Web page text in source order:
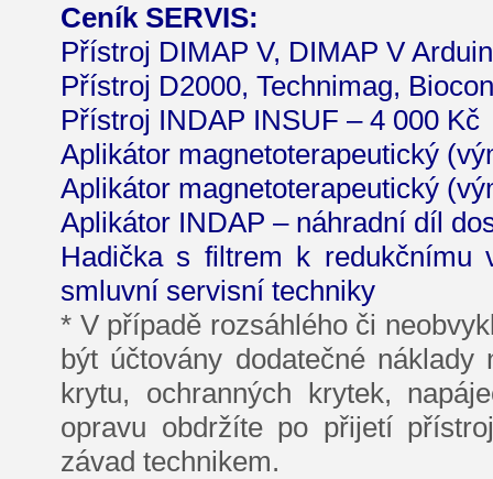
Ceník SERVIS:
Přístroj DIMAP V, DIMAP V
Přístroj D2000, Technimag,
Přístroj INDAP INSUF – 4 000 Kč
Aplikátor magnetoterapeutický
Aplikátor magnetoterapeutický
Aplikátor INDAP – náhradní díl
Hadička s filtrem k redukčnímu
smluvní servisní techniky
* V případě rozsáhlého či
být účtovány dodatečné
krytu, ochranných krytek,
opravu obdržíte po přijetí
závad technikem.